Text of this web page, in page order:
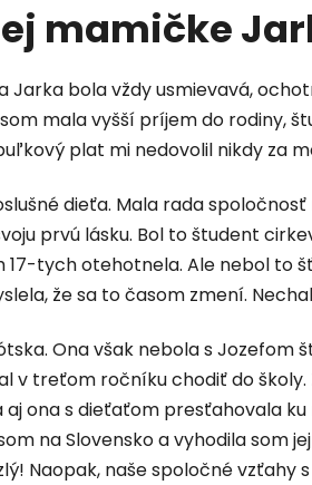
mamičke
Jarka bola vždy usmievavá,
mala vyšší príjem do rodiny,
plat mi nedovolil nikdy za
dieťa. Mala rada
prvú lásku. Bol to študent
17-tych otehotnela. Ale nebol to
že sa to časom zmení.
Ona však nebola s Jozefom
treťom ročníku chodiť do školy.
aj ona s dieťaťom presťahovala
na Slovensko a vyhodila som
Naopak, naše spoločné vzťahy